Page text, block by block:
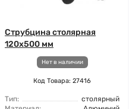
Струбцина столярная
120x500 мм
Нет в наличии
Код Товара: 27416
Тип:
столярный